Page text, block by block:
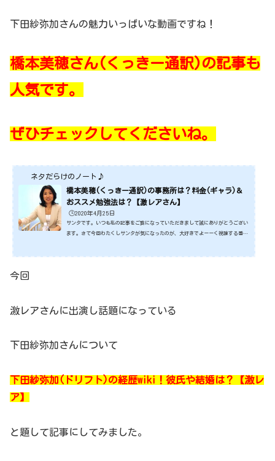
下田紗弥加さんの魅力いっぱいな動画ですね！
橋本美穂さん(くっきー通訳)の記事も
人気です。
ぜひチェックしてくださいね。
ネタだらけのノート♪
橋本美穂(くっきー通訳)の事務所は？料金(ギャラ)＆
おススメ勉強法は？【激レアさん】
🕒️2020年4月25日
サンタです。いつも私の記事をご覧になっていただきまして誠にありがとうござい
ます。さて今回わたくしサンタが気になったのが、大好きでよーーく視聴する番組
今回
激レアさんに出演し話題になっている
下田紗弥加さんについて
下田紗弥加(ドリフト)の経歴wiki！彼氏や結婚は？【激レ
ア】
と題して記事にしてみました。